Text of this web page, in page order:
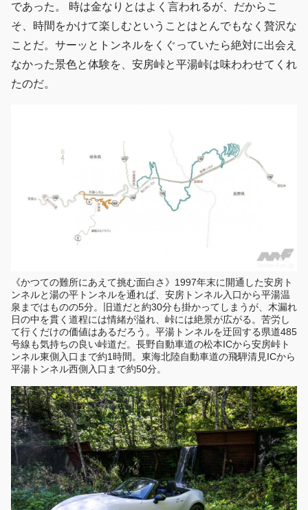
であった。 時は金なりとはよく言われるが、だからこ
そ、時間をかけて楽しむということはとんでもなく贅沢な
ことだ。サーッとトンネルをくぐっていたら絶対に出会え
なかった景色と体験を、安房峠と平湯峠は味わわせてくれ
たのだ。
《かつての難所にあえて挑む面白さ》1997年末に開通した安房ト
ンネルと湯の平トンネルを通れば、安房トンネル入口から平湯温
泉まではものの5分。旧道だと約30分も掛かってしまうが、木漏れ
日の中を貫く道程には情緒が溢れ、峠には絶景が広がる。苦労し
て行くだけの価値はあるだろう。平湯トンネルを迂回する県道485
号線も気持ちの良い峠道だ。長野自動車道の松本ICから安房峠ト
ンネル東側入口まで約1時間。東海北陸自動車道の飛騨清見ICから
平湯トンネル西側入口まで約50分。